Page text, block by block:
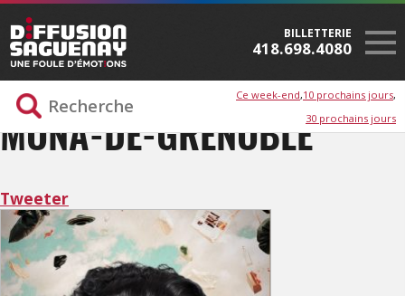
BILLETTERIE
418.698.4080
Ce week-end 10 prochains jours
30 prochains jours
MONA-DE-GRENOBLE
Tweeter